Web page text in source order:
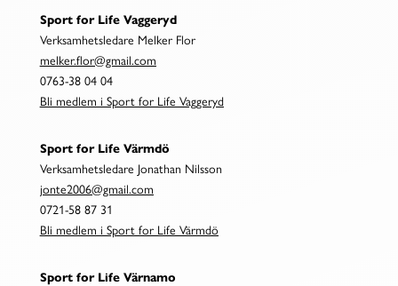
Sport for Life Vaggeryd
Verksamhetsledare Melker Flor
melker.flor@gmail.com
0763-38 04 04
Bli medlem i Sport for Life Vaggeryd
Sport for Life Värmdö
Verksamhetsledare Jonathan Nilsson
jonte2006@gmail.com
0721-58 87 31
Bli medlem i Sport for Life Värmdö
Sport for Life Värnamo